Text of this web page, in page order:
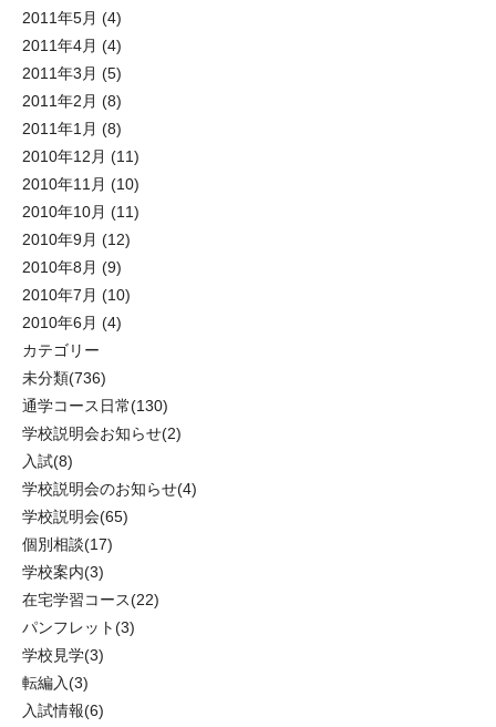
2011年5月 (4)
2011年4月 (4)
2011年3月 (5)
2011年2月 (8)
2011年1月 (8)
2010年12月 (11)
2010年11月 (10)
2010年10月 (11)
2010年9月 (12)
2010年8月 (9)
2010年7月 (10)
2010年6月 (4)
カテゴリー
未分類(736)
通学コース日常(130)
学校説明会お知らせ(2)
入試(8)
学校説明会のお知らせ(4)
学校説明会(65)
個別相談(17)
学校案内(3)
在宅学習コース(22)
パンフレット(3)
学校見学(3)
転編入(3)
入試情報(6)